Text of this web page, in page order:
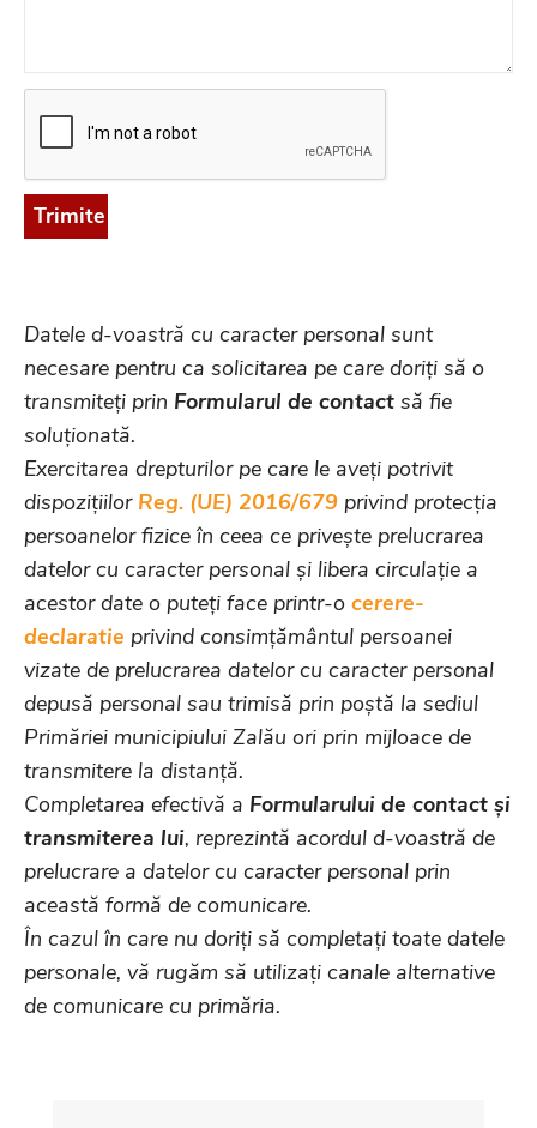
Trimite
Datele d-voastră cu caracter personal sunt
necesare pentru ca solicitarea pe care doriți să o
transmiteți prin Formularul de contact să fie
soluționată.
Exercitarea drepturilor pe care le aveți potrivit
dispozițiilor Reg. (UE) 2016/679 privind protecția
persoanelor fizice în ceea ce privește prelucrarea
datelor cu caracter personal și libera circulație a
acestor date o puteți face printr-o cerere-
declaratie privind consimțământul persoanei
vizate de prelucrarea datelor cu caracter personal
depusă personal sau trimisă prin poștă la sediul
Primăriei municipiului Zalău ori prin mijloace de
transmitere la distanță.
Completarea efectivă a Formularului de contact și
transmiterea lui, reprezintă acordul d-voastră de
prelucrare a datelor cu caracter personal prin
această formă de comunicare.
În cazul în care nu doriți să completați toate datele
personale, vă rugăm să utilizați canale alternative
de comunicare cu primăria.